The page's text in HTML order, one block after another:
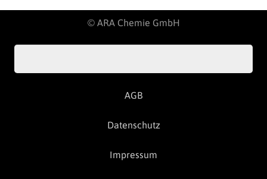
© ARA Chemie GmbH
AGB
Datenschutz
Impressum